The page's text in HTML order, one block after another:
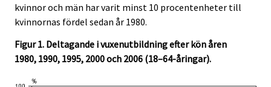
kvinnor och män har varit minst 10 procentenheter till
kvinnornas fördel sedan år 1980.
Figur 1. Deltagande i vuxenutbildning efter kön åren
1980, 1990, 1995, 2000 och 2006 (18–64-åringar).